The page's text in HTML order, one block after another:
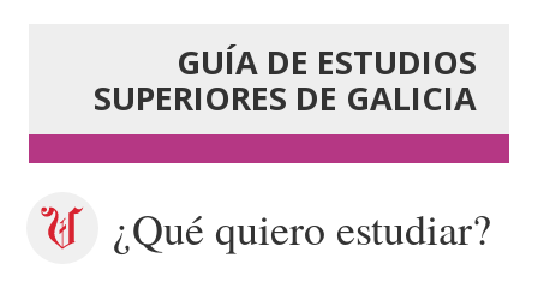
GUÍA DE ESTUDIOS
SUPERIORES DE GALICIA
¿Qué quiero estudiar?